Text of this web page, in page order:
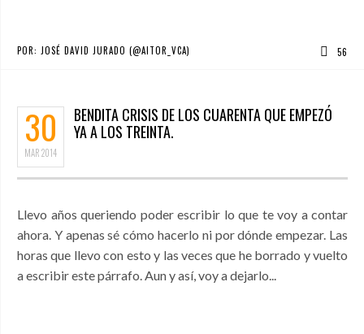
POR: JOSÉ DAVID JURADO (@AITOR_VCA) 56
30
MAR2014
BENDITA CRISIS DE LOS CUARENTA QUE EMPEZÓ
YA A LOS TREINTA.
Llevo años queriendo poder escribir lo que te voy a contar
ahora. Y apenas sé cómo hacerlo ni por dónde empezar. Las
horas que llevo con esto y las veces que he borrado y vuelto
a escribir este párrafo. Aun y así, voy a dejarlo...